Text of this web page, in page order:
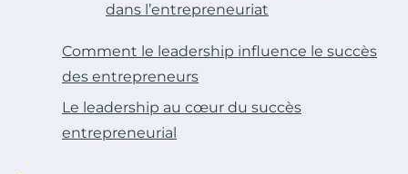
dans l’entrepreneuriat
Comment le leadership influence le succès
des entrepreneurs
Le leadership au cœur du succès
entrepreneurial